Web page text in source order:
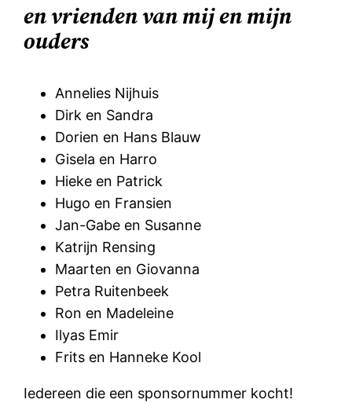
en vrienden van mij en mijn
ouders
Annelies Nijhuis
Dirk en Sandra
Dorien en Hans Blauw
Gisela en Harro
Hieke en Patrick
Hugo en Fransien
Jan-Gabe en Susanne
Katrijn Rensing
Maarten en Giovanna
Petra Ruitenbeek
Ron en Madeleine
Ilyas Emir
Frits en Hanneke Kool
Iedereen die een sponsornummer kocht!